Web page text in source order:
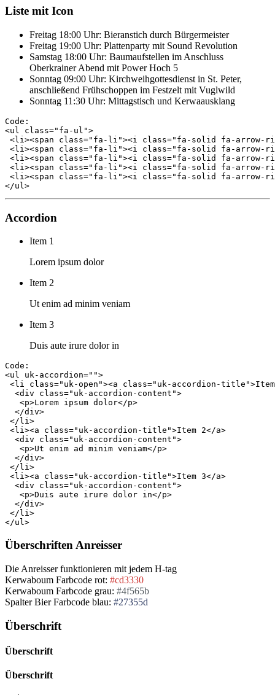
Liste mit Icon
Freitag 18:00 Uhr: Bieranstich durch Bürgermeister
Freitag 19:00 Uhr: Plattenparty mit Sound Revolution
Samstag 18:00 Uhr: Baumaufstellen im Anschluss
Oberkrainer Abend mit Power Hoch 5
Sonntag 09:00 Uhr: Kirchweihgottesdienst in St. Peter,
anschließend Frühschoppen im Festzelt mit Vuglwild
Sonntag 11:30 Uhr: Mittagstisch und Kerwaausklang
Code:
<ul class="fa-ul">
<li><span class="fa-li"><i class="fa-solid fa-arrow-
<li><span class="fa-li"><i class="fa-solid fa-arrow-
<li><span class="fa-li"><i class="fa-solid fa-arrow-
<li><span class="fa-li"><i class="fa-solid fa-arrow-
<li><span class="fa-li"><i class="fa-solid fa-arrow-
Accordion
Item 1
Lorem ipsum dolor
Item 2
Ut enim ad minim veniam
Item 3
Duis aute irure dolor in
Code:
<ul uk-accordion="">
<li class="uk-open"><a class="uk-accordion-
  <div class="uk-accordion-content">
   <p>Lorem ipsum dolor</p>
  </div>
</li>
<li><a class="uk-accordion-title">Item 2</a>
  <div class="uk-accordion-content">
   <p>Ut enim ad minim veniam</p>
  </div>
</li>
<li><a class="uk-accordion-title">Item 3</a>
  <div class="uk-accordion-content">
   <p>Duis aute irure dolor in</p>
  </div>
</li>
Überschriften Anreisser
Die Anreisser funktionieren mit jedem H-tag
Kerwaboum Farbcode rot: #cd3330
Kerwaboum Farbcode grau: #4f565b
Spalter Bier Farbcode blau: #27355d
Überschrift
Überschrift
Überschrift